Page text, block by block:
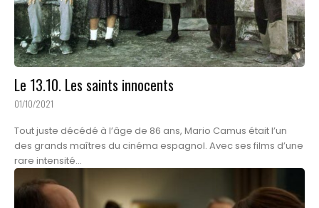
Le 13.10. Les saints innocents
01/10/2021
Tout juste décédé à l’âge de 86 ans, Mario Camus était l’un
des grands maîtres du cinéma espagnol. Avec ses films d’une
rare intensité...